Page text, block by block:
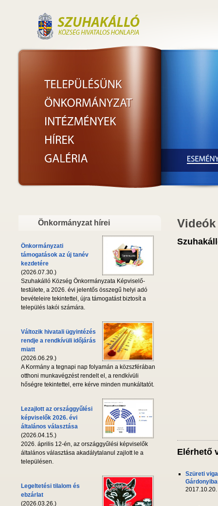
Önkormányzat hírei
Önkormányzati
támogatások az új tanév
kezdetére
(2026.07.30.)
Szuhakálló Község Önkormányzata Képviselő-
testülete, a 2026. évi jelentős összegű helyi adó
bevételeire tekintettel, újra támogatást biztosít a
település lakói számára.
Változik hivatali ügyintézés
rendje a rendkívüli időjárás
miatt
(2026.06.29.)
A Kormány a tegnapi nap folyamán a közszférában
otthoni munkavégzést rendelt el, a rendkívüli
hőségre tekintettel, erre kérve minden munkáltatót.
Lezajlott az országgyűlési
képviselők 2026. évi
általános választása
(2026.04.15.)
2026. április 12-én, az országgyűlési képviselők
általános választása akadálytalanul zajlott le a
településen.
Legeltetési tilalom és
ebzárlat
(2026.03.26.)
Videók
Elérhető
Szüreti
2017.10.20.